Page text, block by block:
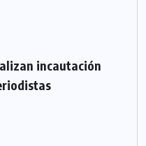
incautación